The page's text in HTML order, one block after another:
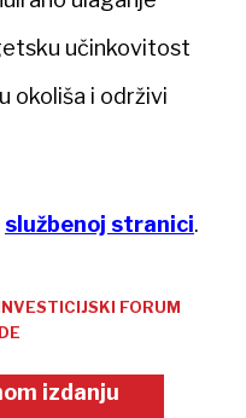
učinkovitost
okoliša i održivi
službenoj stranici.
FORUM
izdanju